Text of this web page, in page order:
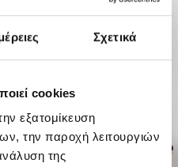
Σχετικά
cookies
εξατομίκευση
την παροχή λειτουργιών
της